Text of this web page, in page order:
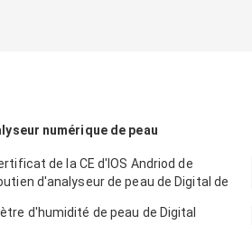
numérique de peau
de la CE d'IOS Andriod de
d'analyseur de peau de Digital de
1080P
d'humidité de peau de Digital